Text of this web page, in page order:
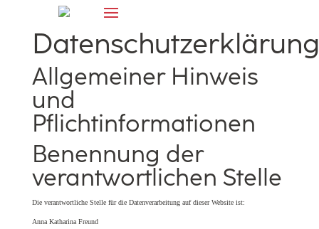
Datenschutzerklärung
Allgemeiner Hinweis
und
Pflichtinformationen
Benennung der
verantwortlichen Stelle
Die verantwortliche Stelle für die Datenverarbeitung auf dieser Website ist:
Anna Katharina Freund